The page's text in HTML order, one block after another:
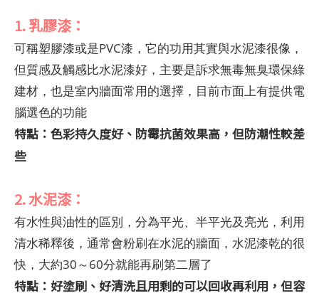
1. 乳膠漆：
可稱塑膠漆或是PVC漆，它的功用其實與水泥漆很像，
但質感及觸感比水泥漆好，主要是訴求無毒無臭環保綠
建材，也是室內牆面常用的選擇，目前市面上有提供電
腦選色的功能
特點：色彩持久度好、防霉抗菌效果高，但防潮性較差
些
2. 水泥漆：
有水性與油性的區別，分為平光、半平光及亮光，利用
清水稀釋後，通常會粉刷在水泥的牆面，水泥漆乾的很
快，大約30～60分就能再刷第二層了
特點：好塗刷、好清洗且用剩的可以回收再利用，但容